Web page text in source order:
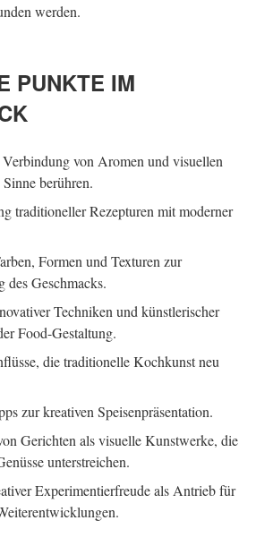
werden.
PUNKTE IM
von Aromen und visuellen
berühren.
traditioneller Rezepturen mit moderner
Formen und Texturen zur
des Geschmacks.
Techniken und künstlerischer
Food-Gestaltung.
die traditionelle Kochkunst neu
zur kreativen Speisenpräsentation.
Gerichten als visuelle Kunstwerke, die
unterstreichen.
Experimentierfreude als Antrieb für